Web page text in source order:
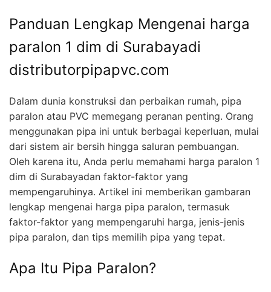
Panduan Lengkap Mengenai harga
paralon 1 dim di Surabayadi
distributorpipapvc.com
Dalam dunia konstruksi dan perbaikan rumah, pipa
paralon atau PVC memegang peranan penting. Orang
menggunakan pipa ini untuk berbagai keperluan, mulai
dari sistem air bersih hingga saluran pembuangan.
Oleh karena itu, Anda perlu memahami harga paralon 1
dim di Surabayadan faktor-faktor yang
mempengaruhinya. Artikel ini memberikan gambaran
lengkap mengenai harga pipa paralon, termasuk
faktor-faktor yang mempengaruhi harga, jenis-jenis
pipa paralon, dan tips memilih pipa yang tepat.
Apa Itu Pipa Paralon?